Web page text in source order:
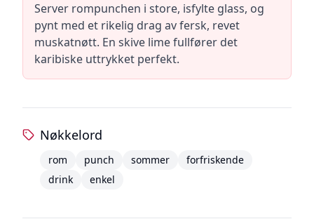
Server rompunchen i store, isfylte glass, og
pynt med et rikelig drag av fersk, revet
muskatnøtt. En skive lime fullfører det
karibiske uttrykket perfekt.
Nøkkelord
rom punch sommer
forfriskende
drink
enkel